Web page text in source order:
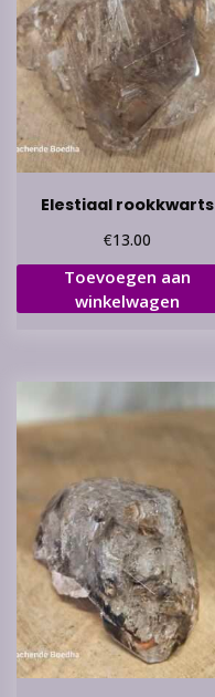
Elestiaal rookkwarts
€13.00
Toevoegen aan
winkelwagen